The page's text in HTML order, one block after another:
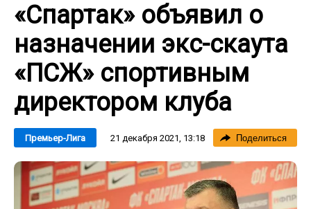
«Спартак» объявил о
назначении экс-скаута
«ПСЖ» спортивным
директором клуба
Премьер-Лига 21 декабря 2021, 13:18 Поделиться